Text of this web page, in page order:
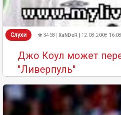
Слухи 👁 3468 | XaNDeR | 12.08.2008
Джо Коул может
"Ливерпуль"